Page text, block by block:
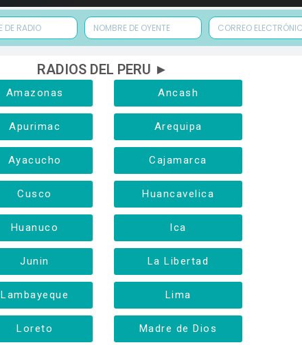
RADIOS DEL PERU ►
Amazonas Ancash
Apurimac Arequipa
Ayacucho Cajamarca
Cusco Huancavelica
Huanuco Ica
Junin La Libertad
Lambayeque Lima
Loreto Madre de Dios